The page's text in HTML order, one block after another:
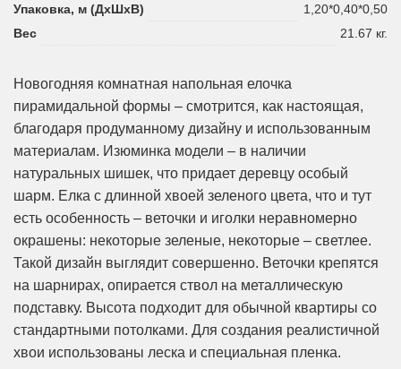
Упаковка, м (ДхШхВ)
1,20*0,40*0,50
Вес
21.67 кг.
Новогодняя комнатная напольная елочка
пирамидальной формы – смотрится, как настоящая,
благодаря продуманному дизайну и использованным
материалам. Изюминка модели – в наличии
натуральных шишек, что придает деревцу особый
шарм. Елка с длинной хвоей зеленого цвета, что и тут
есть особенность – веточки и иголки неравномерно
окрашены: некоторые зеленые, некоторые – светлее.
Такой дизайн выглядит совершенно. Веточки крепятся
на шарнирах, опирается ствол на металлическую
подставку. Высота подходит для обычной квартиры со
стандартными потолками. Для создания реалистичной
хвои использованы леска и специальная пленка.